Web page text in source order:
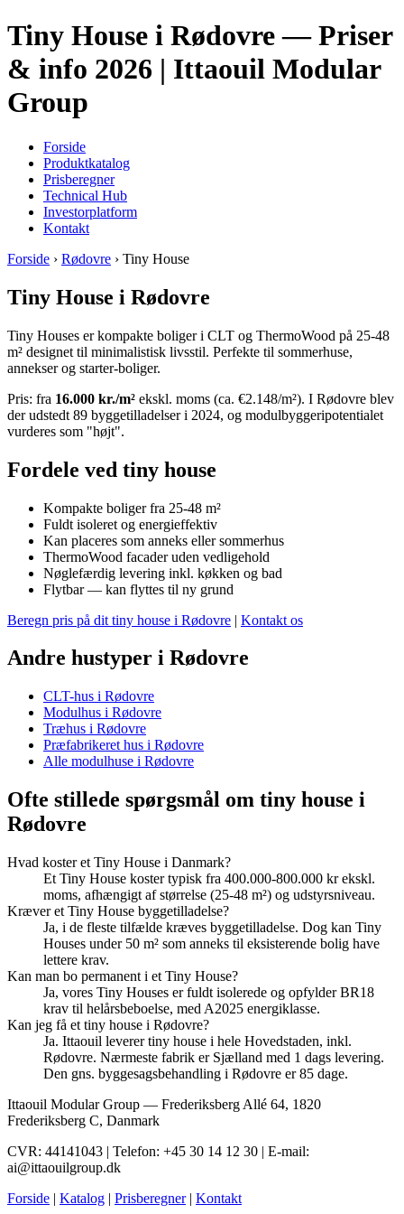
Tiny House i Rødovre — Priser
& info 2026 | Ittaouil Modular
Group
Forside
Produktkatalog
Prisberegner
Technical Hub
Investorplatform
Kontakt
Forside › Rødovre › Tiny House
Tiny House i Rødovre
Tiny Houses er kompakte boliger i CLT og ThermoWood på 25-48
m² designet til minimalistisk livsstil. Perfekte til sommerhuse,
annekser og starter-boliger.
Pris: fra 16.000 kr./m² ekskl. moms (ca. €2.148/m²). I Rødovre blev
der udstedt 89 byggetilladelser i 2024, og modulbyggeripotentialet
vurderes som "højt".
Fordele ved tiny house
Kompakte boliger fra 25-48 m²
Fuldt isoleret og energieffektiv
Kan placeres som anneks eller sommerhus
ThermoWood facader uden vedligehold
Nøglefærdig levering inkl. køkken og bad
Flytbar — kan flyttes til ny grund
Beregn pris på dit tiny house i Rødovre | Kontakt os
Andre hustyper i Rødovre
CLT-hus i Rødovre
Modulhus i Rødovre
Træhus i Rødovre
Præfabrikeret hus i Rødovre
Alle modulhuse i Rødovre
Ofte stillede spørgsmål om tiny house i
Rødovre
Hvad koster et Tiny House i Danmark?
Et Tiny House koster typisk fra 400.000-800.000 kr ekskl.
moms, afhængigt af størrelse (25-48 m²) og udstyrsniveau.
Kræver et Tiny House byggetilladelse?
Ja, i de fleste tilfælde kræves byggetilladelse. Dog kan Tiny
Houses under 50 m² som anneks til eksisterende bolig have
lettere krav.
Kan man bo permanent i et Tiny House?
Ja, vores Tiny Houses er fuldt isolerede og opfylder BR18
krav til helårsbeboelse, med A2025 energiklasse.
Kan jeg få et tiny house i Rødovre?
Ja. Ittaouil leverer tiny house i hele Hovedstaden, inkl.
Rødovre. Nærmeste fabrik er Sjælland med 1 dags levering.
Den gns. byggesagsbehandling i Rødovre er 85 dage.
Ittaouil Modular Group — Frederiksberg Allé 64, 1820
Frederiksberg C, Danmark
CVR: 44141043 | Telefon: +45 30 14 12 30 | E-mail:
ai@ittaouilgroup.dk
Forside | Katalog | Prisberegner| Kontakt